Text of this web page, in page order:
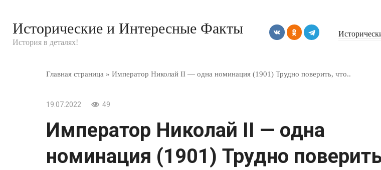
контенту
Исторические и Интересные Факты
История в деталях!
Главная страница » Император Николай II — одна номинация (1901) Трудно поверить, что..
19.07.2022 49
Император Николай II — одна
номинация (1901) Трудно